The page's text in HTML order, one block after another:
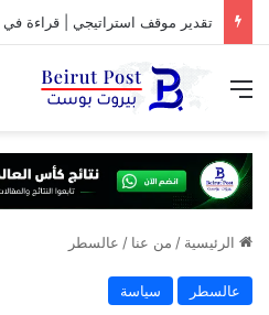
القائمة
الرئيسية / من عنا / عالسطر
عالسطر سياسة